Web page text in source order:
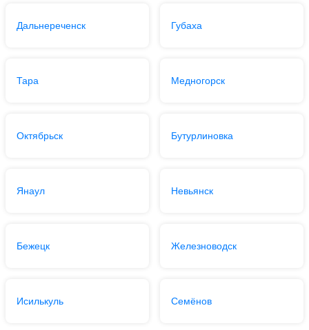
Дальнереченск Губаха
Тара Медногорск
Октябрьск Бутурлиновка
Янаул Невьянск
Бежецк Железноводск
Исилькуль Семёнов